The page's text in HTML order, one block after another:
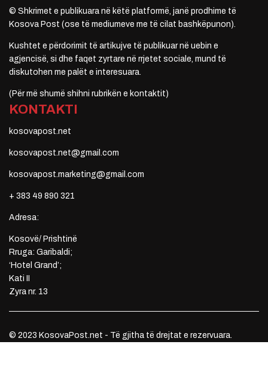
© Shkrimet e publikuara në këtë platformë, janë prodhime të
Kosova Post (ose të mediumeve me të cilat bashkëpunon).
Kushtet e përdorimit të artikujve të publikuar në uebin e
agjencisë, si dhe faqet zyrtare në rrjetet sociale, mund të
diskutohen me palët e interesuara.
(Për më shumë shihni rubrikën e kontaktit)
KONTAKTI
kosovapost.net
kosovapost.net@gmail.com
kosovapost.marketing@gmail.com
+ 383 49 890 321
Adresa:
Kosovë/ Prishtinë
Rruga: Garibaldi;
‘Hotel Grand’;
Kati II
Zyra nr. 13
© 2023 KosovaPost.net - Të gjitha të drejtat e rezervuara.